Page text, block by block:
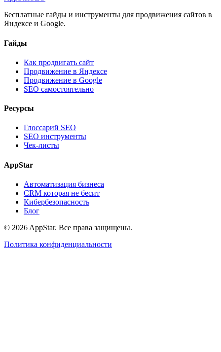
Бесплатные гайды и инструменты для продвижения сайтов в
Яндексе и Google.
Гайды
Как продвигать сайт
Продвижение в Яндексе
Продвижение в Google
SEO самостоятельно
Ресурсы
Глоссарий SEO
SEO инструменты
Чек-листы
AppStar
Автоматизация бизнеса
CRM которая не бесит
Кибербезопасность
Блог
© 2026 AppStar. Все права защищены.
Политика конфиденциальности